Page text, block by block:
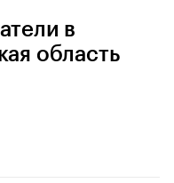
в
область